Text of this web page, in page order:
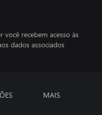
recebem acesso às
dados associados
MAIS